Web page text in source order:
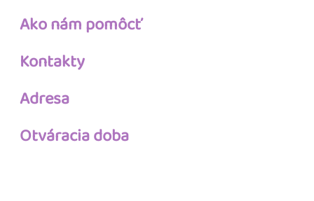
Ako nám pomôcť
Kontakty
Adresa
Otváracia doba